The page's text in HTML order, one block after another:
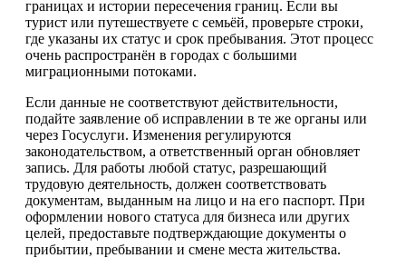
границах и истории пересечения границ. Если вы
турист или путешествуете с семьёй, проверьте строки,
где указаны их статус и срок пребывания. Этот процесс
очень распространён в городах с большими
миграционными потоками.
Если данные не соответствуют действительности,
подайте заявление об исправлении в те же органы или
через Госуслуги. Изменения регулируются
законодательством, а ответственный орган обновляет
запись. Для работы любой статус, разрешающий
трудовую деятельность, должен соответствовать
документам, выданным на лицо и на его паспорт. При
оформлении нового статуса для бизнеса или других
целей, предоставьте подтверждающие документы о
прибытии, пребывании и смене места жительства.